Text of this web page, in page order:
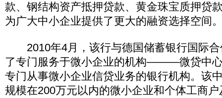
款、钢结构资产抵押贷款、黄金珠宝质押贷
为广大中小企业提供了更大的融资选择空间
2010年4月，该行与德国储蓄银行国际合
了专门服务于微小企业的机构———微贷中
专门从事微小企业信贷业务的银行机构。该
规模在200万元以内的微小企业和个体工商